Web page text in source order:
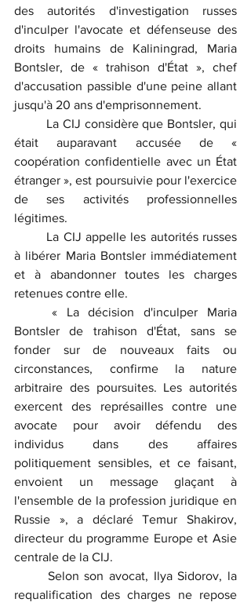
des autorités d'investigation russes
d'inculper l'avocate et défenseuse des
droits humains de Kaliningrad, Maria
Bontsler, de « trahison d'État », chef
d'accusation passible d'une peine allant
jusqu'à 20 ans d'emprisonnement.
était auparavant accusée de «
coopération confidentielle avec un État
étranger », est poursuivie pour l'exercice
de ses activités professionnelles
légitimes.
à libérer Maria Bontsler immédiatement
et à abandonner toutes les charges
retenues contre elle.
Bontsler de trahison d'État, sans se
fonder sur de nouveaux faits ou
circonstances, confirme la nature
arbitraire des poursuites. Les autorités
exercent des représailles contre une
avocate pour avoir défendu des
individus dans des affaires
politiquement sensibles, et ce faisant,
envoient un message glaçant à
l'ensemble de la profession juridique en
Russie », a déclaré Temur Shakirov,
directeur du programme Europe et Asie
centrale de la CIJ.
requalification des charges ne repose